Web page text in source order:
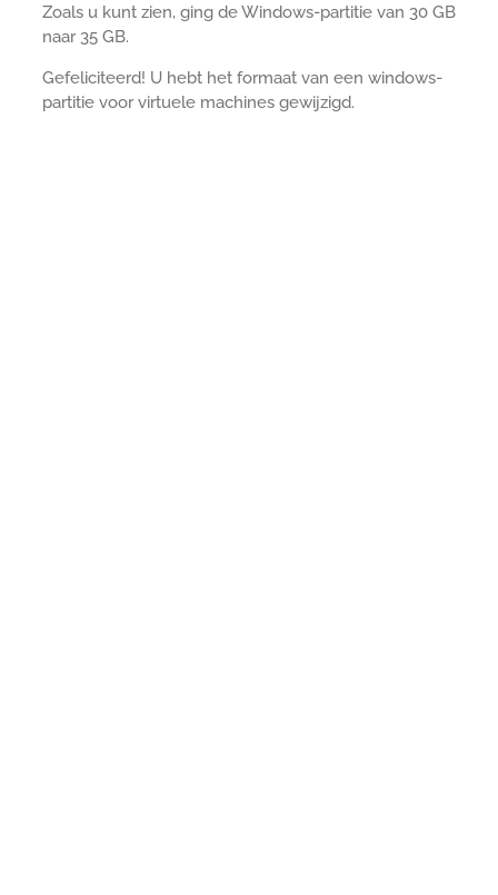
Zoals u kunt zien, ging de Windows-partitie van 30 GB
naar 35 GB.
Gefeliciteerd! U hebt het formaat van een windows-
partitie voor virtuele machines gewijzigd.